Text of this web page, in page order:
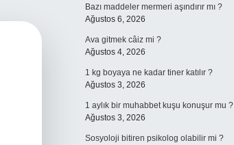
Bazı maddeler mermeri aşındırır mı ?
Ağustos 6, 2026
Ava gitmek câiz mi ?
Ağustos 4, 2026
1 kg boyaya ne kadar tiner katılır ?
Ağustos 3, 2026
1 aylık bir muhabbet kuşu konuşur mu ?
Ağustos 3, 2026
Sosyoloji bitiren psikolog olabilir mi ?